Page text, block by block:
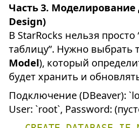
Часть 3. Моделирование
Design)
В StarRocks нельзя просто
таблицу”. Нужно выбрать
Model), который
будет хранить и
Подключение (DBeaver):
User: `root`, Password: